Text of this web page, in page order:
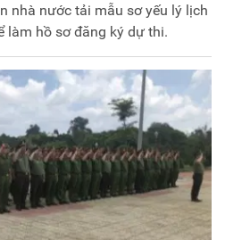
nhà nước tải mẫu sơ yếu lý lịch
làm hồ sơ đăng ký dự thi.